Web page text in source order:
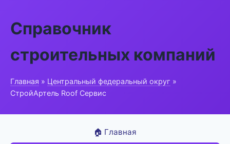
Справочник
строительных компаний
Главная » Центральный федеральный округ »
СтройАртель Roof Сервис
🏠 Главная